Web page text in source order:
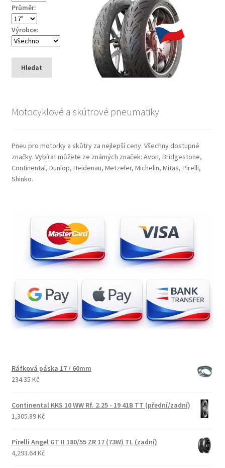
Průměr:
Výrobce:
Hledat
Motocyklové a skútrové pneumatiky
Pneu pro motorky a skůtry za nejlepší ceny. Všechny dostupné
značky. Vybírat můžete ze známých značek: Avon, Bridgestone,
Continental, Dunlop, Heidenau, Metzeler, Michelin, Mitas, Pirelli,
Shinko.
Ráfková páska 17 / 60mm
234.35 Kč
Continental KKS 10 WW Rf. 2.25 - 19 41B TT (přední/zadní)
1,305.89 Kč
Pirelli Angel GT II 180/55 ZR 17 (73W) TL (zadní)
4,293.64 Kč